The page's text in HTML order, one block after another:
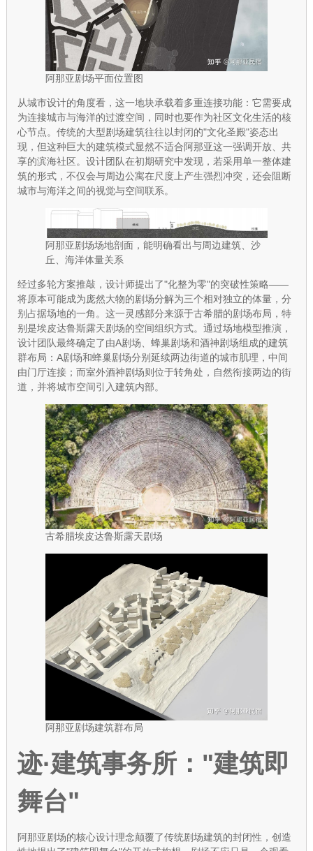
阿那亚剧场平面位置图
从城市设计的角度看，这一地块承载着多重连接功能：它需要成
为连接城市与海洋的过渡空间，同时也要作为社区文化生活的核
心节点。传统的大型剧场建筑往往以封闭的"文化圣殿"姿态出
现，但这种巨大的建筑模式显然不适合阿那亚这一强调开放、共
享的滨海社区。设计团队在初期研究中发现，若采用单一整体建
筑的形式，不仅会与周边公寓在尺度上产生强烈冲突，还会阻断
城市与海洋之间的视觉与空间联系。
阿那亚剧场场地剖面，能明确看出与周边建筑、沙
丘、海洋体量关系
经过多轮方案推敲，设计师提出了"化整为零"的突破性策略——
将原本可能成为庞然大物的剧场分解为三个相对独立的体量，分
别占据场地的一角。这一灵感部分来源于古希腊的剧场布局，特
别是埃皮达鲁斯露天剧场的空间组织方式。通过场地模型推演，
设计团队最终确定了由A剧场、蜂巢剧场和酒神剧场组成的建筑
群布局：A剧场和蜂巢剧场分别延续两边街道的城市肌理，中间
由门厅连接；而室外酒神剧场则位于转角处，自然衔接两边的街
道，并将城市空间引入建筑内部。
古希腊埃皮达鲁斯露天剧场
阿那亚剧场建筑群布局
迹·建筑事务所："建筑即
舞台"
阿那亚剧场的核心设计理念颠覆了传统剧场建筑的封闭性，创造